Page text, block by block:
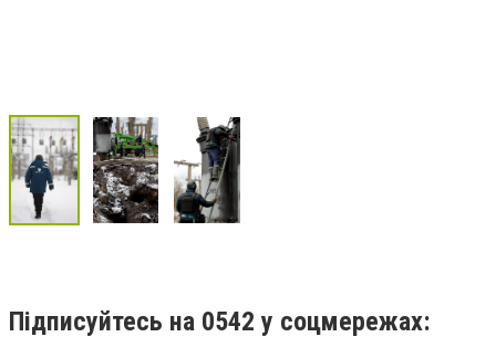
Підписуйтесь на 0542 у соцмережах: